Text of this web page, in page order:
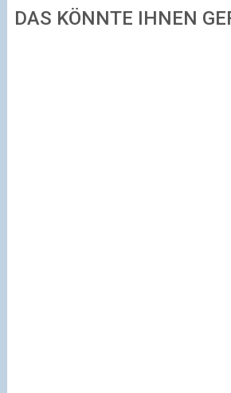
DAS KÖNNTE IHNEN